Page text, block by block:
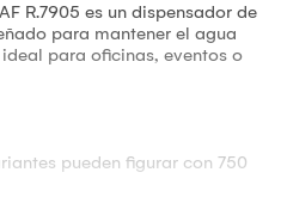
R.7905 es un dispensador de
para mantener el agua
para oficinas, eventos o
pueden figurar con 750